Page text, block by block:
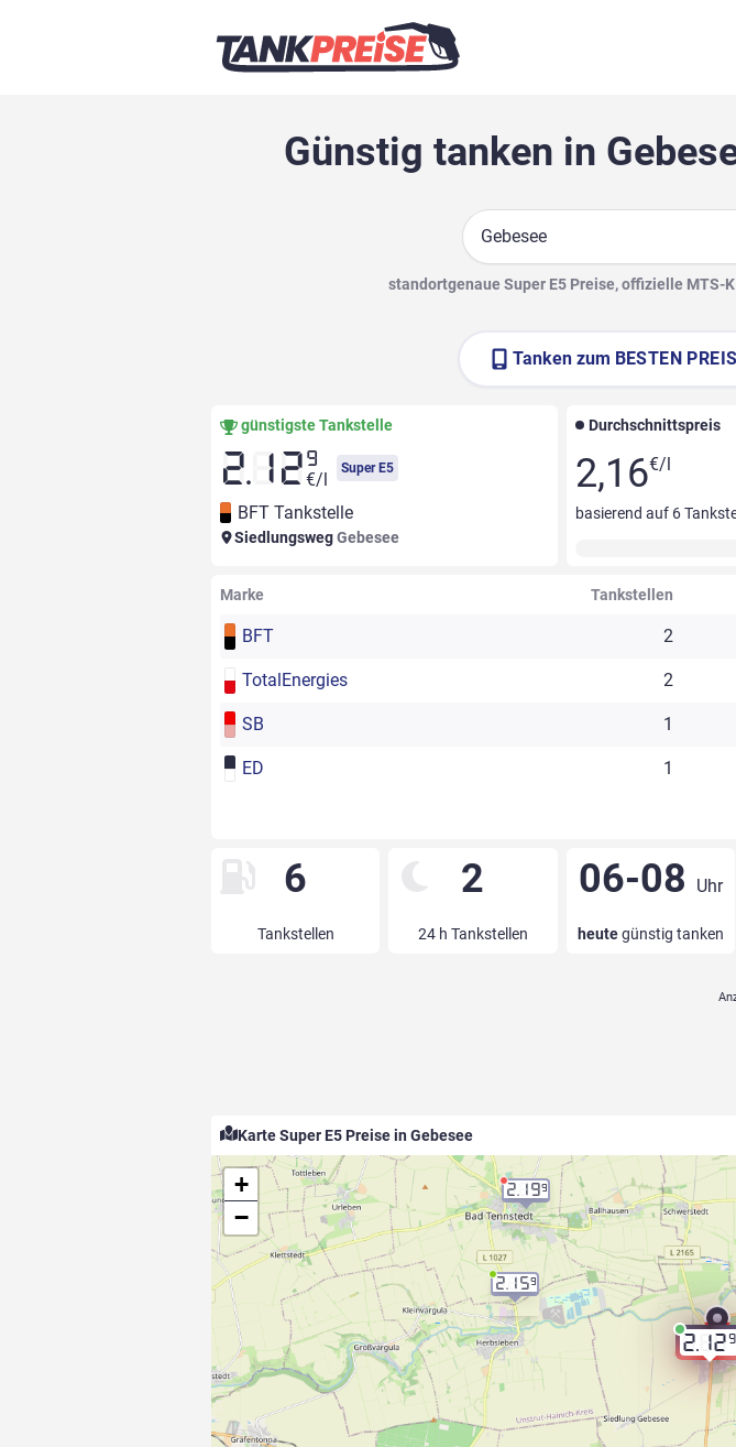
Günstig tanken in
Suche
standortgenaue Super E5 Preise, offizielle MTS-
Tanken zum BESTEN PREIS
günstigste Tankstelle
2.12 9
€/l
Super E5
BFT Tankstelle
SiedlungswegGebesee
Durchschnittspreis
2,16€/l
basierend auf 6
Marke Tankstellen
BFT 2
TotalEnergies 2
SB 1
ED 1
6
Tankstellen
2
24 h Tankstellen
06-08 Uhr
heutegünstig tanken
Karte Super E5 Preise in Gebesee
2.129
2.199
2.159
+
−